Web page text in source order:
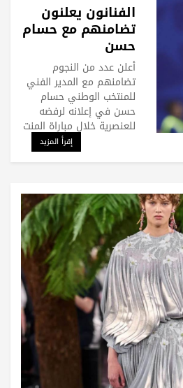
الفنانون يعلنون
تضامنهم مع حسام
حسن
أعلن عدد من النجوم
تضامنهم مع المدير الفني
للمنتخب الوطني حسام
حسن في إعلانه لرفضه
للعنصرية خلال مباراة المنت
إقرأ المزيد